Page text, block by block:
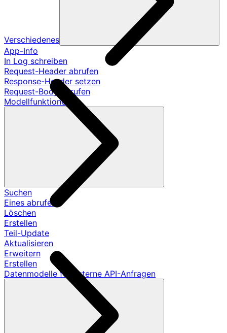
Verschiedenes
App-Info
In Log schreiben
Request-Header abrufen
Response-Header setzen
Request-Body abrufen
Modellfunktionen
Suchen
Eines abrufen
Löschen
Erstellen
Teil-Update
Aktualisieren
Erweitern
Erstellen
Datenmodelle für externe API-Anfragen